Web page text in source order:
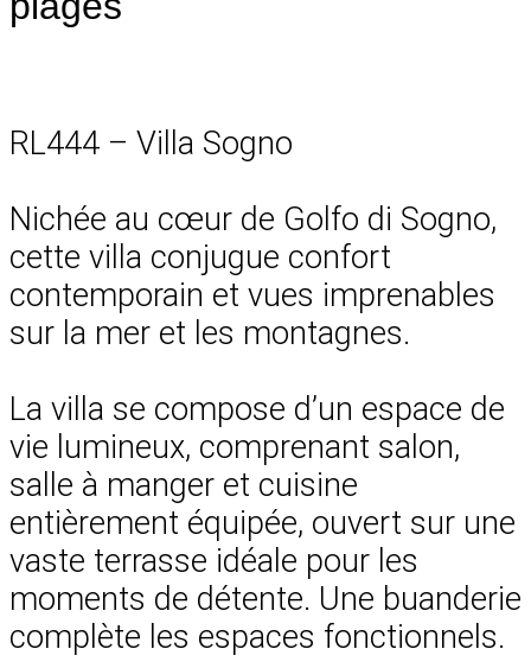
RL444 – Villa Sogno
Nichée au cœur de Golfo di Sogno,
cette villa conjugue confort
contemporain et vues imprenables
sur la mer et les montagnes.
La villa se compose d’un espace de
vie lumineux, comprenant salon,
salle à manger et cuisine
entièrement équipée, ouvert sur une
vaste terrasse idéale pour les
moments de détente. Une buanderie
complète les espaces fonctionnels.